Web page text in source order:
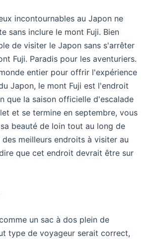
incontournables au Japon ne
sans inclure le mont Fuji. Bien
de visiter le Japon sans s'arrêter
Fuji. Paradis pour les aventuriers.
entier pour offrir l'expérience
Japon, le mont Fuji est l'endroit
que la saison officielle d'escalade
et se termine en septembre, vous
beauté de loin tout au long de
meilleurs endroits à visiter au
que cet endroit devrait être sur
un sac à dos plein de
type de voyageur serait correct,